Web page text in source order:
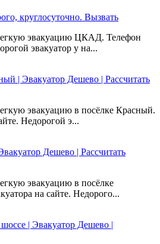
круглосуточно. Вызвать
эвакуацию ЦКАД. Телефон
эвакуатор у на...
| Эвакуатор Дешево | Рассчитать
эвакуацию в посёлке Красный.
Недорогой э...
Дешево | Рассчитать
эвакуацию в посёлке
на сайте. Недорого...
| Эвакуатор Дешево |